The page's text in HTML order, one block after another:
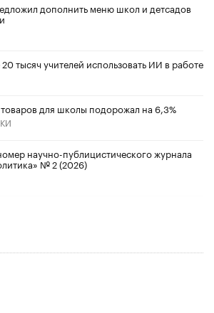
дополнить меню школ и детсадов
тысяч учителей использовать ИИ в работе
для школы подорожал на 6,3%
научно-публицистического журнала
№ 2 (2026)